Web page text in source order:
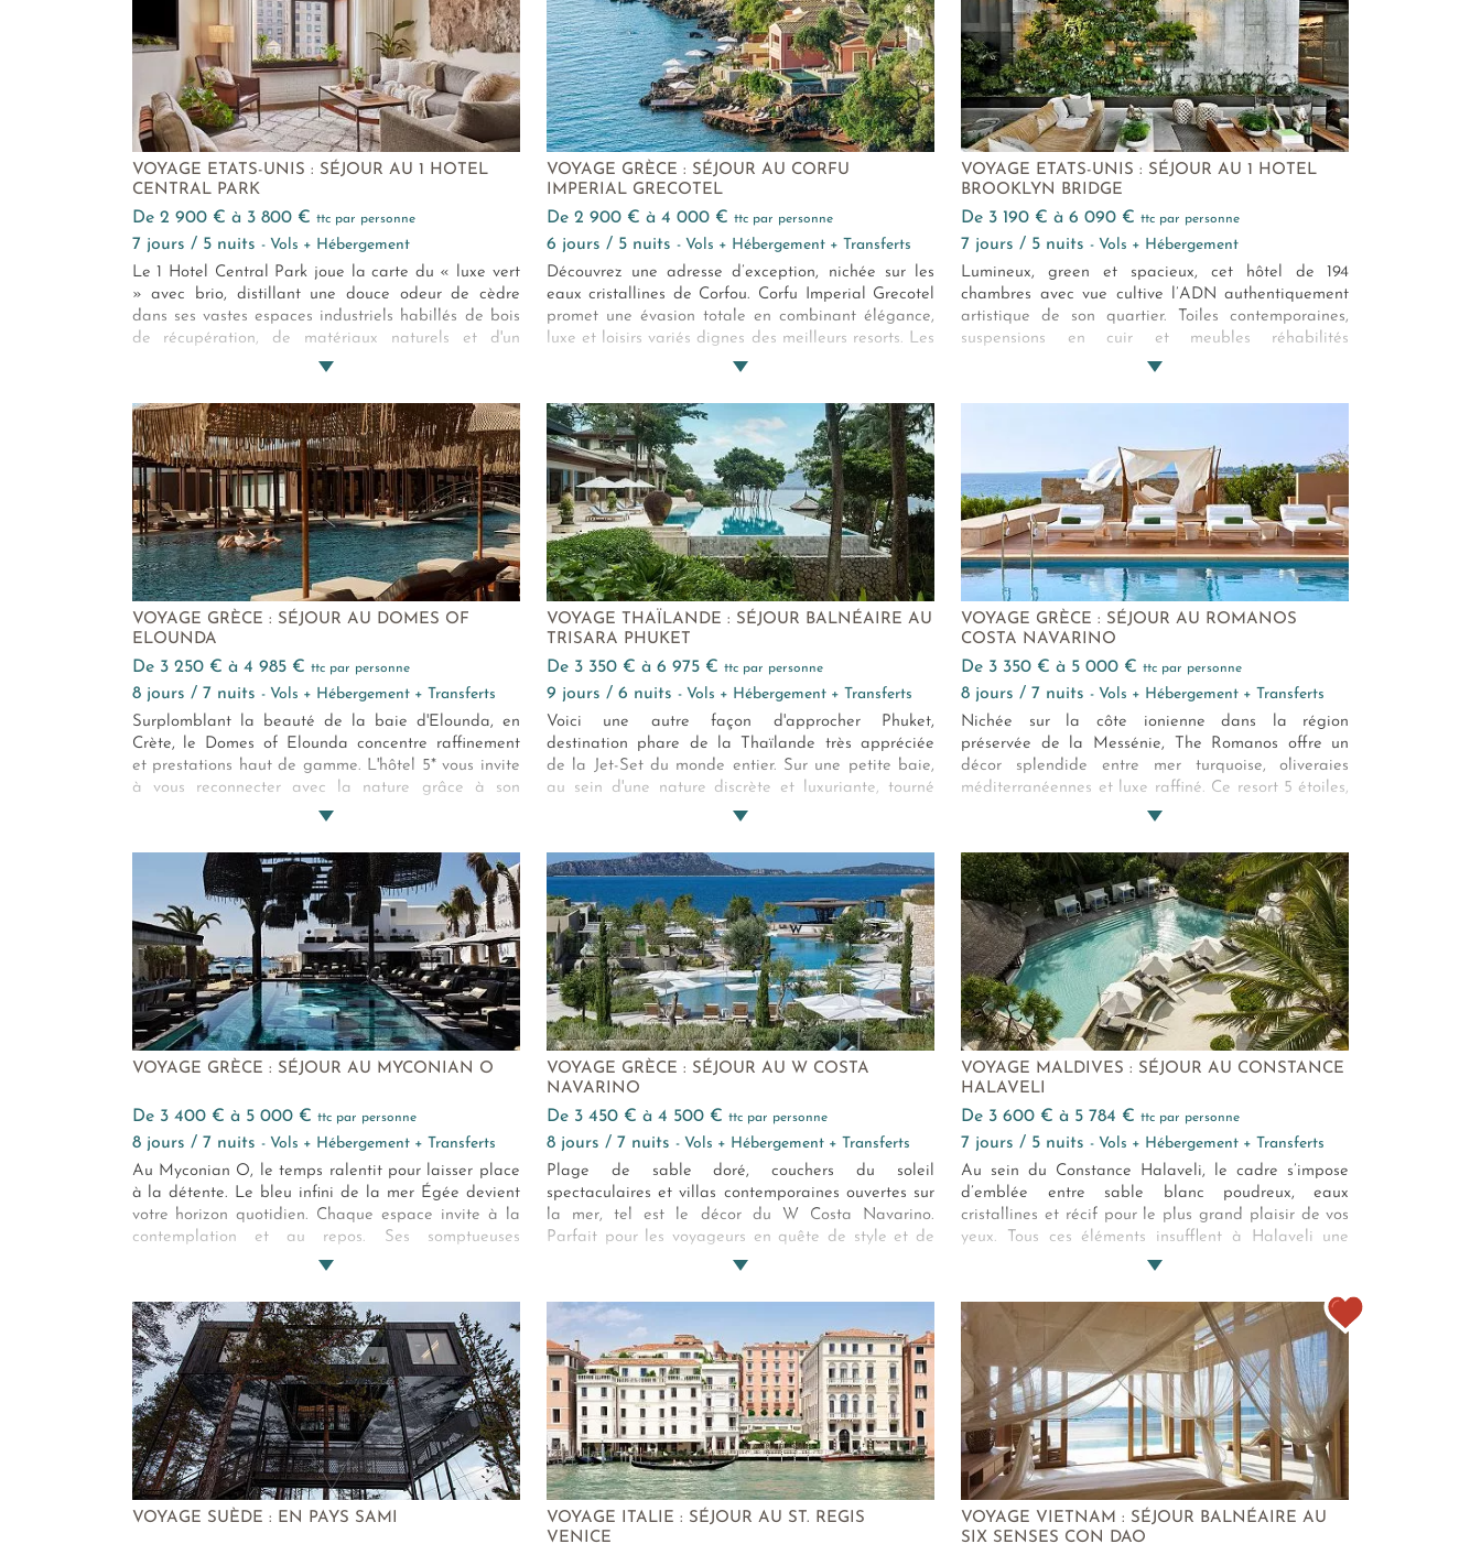
VOYAGE ETATS-UNIS : SÉJOUR AU 1 HOTEL
CENTRAL PARK
de 2 900 € à 3 800 € ttc par personne
7 jours / 5 nuits - Vols + Hébergement
Le 1 Hotel Central Park joue la carte du « luxe vert
» avec brio, distillant une douce odeur de cèdre
dans ses vastes espaces industriels habillés de bois
de récupération, de matériaux naturels et d'un
mobilier contemporain. Outre son aménagement
chambres et les produits bio de sa cuisine en font le
premier hôtel de luxe écologique de Manhattan.
The 1, on vous dit !
VOYAGE GRÈCE : SÉJOUR AU CORFU
IMPERIAL GRECOTEL
de 2 900 € à 4 000 € ttc par personne
6 jours / 5 nuits - Vols + Hébergement + Transferts
Découvrez une adresse d’exception, nichée sur les
eaux cristallines de Corfou. Corfu Imperial Grecotel
promet une évasion totale en combinant élégance,
luxe et loisirs variés dignes des meilleurs resorts. Les
hébergements, au style contemporain, conviendront
restauration, la grande diversité des établissements
ravira les amateurs de bonnes tables.
VOYAGE ETATS-UNIS : SÉJOUR AU 1 HOTEL
BROOKLYN BRIDGE
de 3 190 € à 6 090 €ttc par personne
7 jours / 5 nuits- Vols + Hébergement
Lumineux, green et spacieux, cet hôtel de 194
chambres avec vue cultive l’ADN authentiquement
artistique de son quartier. Toiles contemporaines,
suspensions en cuir et meubles réhabilités
composent la décoration pensée par de talentueux
découvrir : les gourmands muffins et cookies maison
VOYAGE GRÈCE : SÉJOUR AU DOMES OF
ELOUNDA
de 3 250 € à 4 985 € ttc par personne
8 jours / 7 nuits - Vols + Hébergement + Transferts
Surplomblant la beauté de la baie d'Elounda, en
Crète, le Domes of Elounda concentre raffinement
et prestations haut de gamme. L'hôtel 5* vous invite
à vous reconnecter avec la nature grâce à son
cadre grec privilégié : oliviers millénaires, brise
l'environnement est digne d'une carte postale. Ses
hébergements, épurés et lumineux, insufflent une
ambiance sereine, tandis que les restaurants, le spa
et les divers loisirs, font de votre séjour au Domes of
Elounda, une véritable parenthèse de bonheur aux
accents helléniques.
VOYAGE THAÏLANDE : SÉJOUR BALNÉAIRE AU
TRISARA PHUKET
de 3 350 € à 6 975 € ttc par personne
9 jours / 6 nuits - Vols + Hébergement + Transferts
Voici une autre façon d'approcher Phuket,
destination phare de la Thaïlande très appréciée
de la Jet-Set du monde entier. Sur une petite baie,
au sein d'une nature discrète et luxuriante, tourné
vers la mer scintillante et bordé d'une grande plage
quarantaine de villas grand luxe, villégiatures
idéales pour tous les voyageurs en quête de repos
et de volupté. Une adresse singulière, loin des
paillettes et surtout très discrète.
VOYAGE GRÈCE : SÉJOUR AU ROMANOS
COSTA NAVARINO
de 3 350 € à 5 000 €ttc par personne
8 jours / 7 nuits- Vols + Hébergement + Transferts
Nichée sur la côte ionienne dans la région
préservée de la Messénie, The Romanos offre un
décor splendide entre mer turquoise, oliveraies
méditerranéennes et luxe raffiné. Ce resort 5 étoiles,
au design élégant et contemporain, combine
prestations haut de gamme, ce qui en fait une
parenthèse idéale de détente, de gastronomie et
d’aventure dans un décor naturel d’exception.
VOYAGE GRÈCE : SÉJOUR AU MYCONIAN O
de 3 400 € à 5 000 € ttc par personne
8 jours / 7 nuits - Vols + Hébergement + Transferts
Au Myconian O, le temps ralentit pour laisser place
à la détente. Le bleu infini de la mer Égée devient
votre horizon quotidien. Chaque espace invite à la
contemplation et au repos. Ses somptueuses
chambres et suites à la décoration contemporaine,
et la gastronomie raffinée, font de votre séjour
hellénique une parenthèse inoubliable et résolument
chic.
VOYAGE GRÈCE : SÉJOUR AU W COSTA
NAVARINO
de 3 450 € à 4 500 € ttc par personne
8 jours / 7 nuits - Vols + Hébergement + Transferts
Plage de sable doré, couchers du soleil
spectaculaires et villas contemporaines ouvertes sur
la mer, tel est le décor du W Costa Navarino.
Parfait pour les voyageurs en quête de style et de
VOYAGE MALDIVES : SÉJOUR AU CONSTANCE
HALAVELI
de 3 600 € à 5 784 €ttc par personne
7 jours / 5 nuits- Vols + Hébergement + Transferts
Au sein du Constance Halaveli, le cadre s’impose
d’emblée entre sable blanc poudreux, eaux
cristallines et récif pour le plus grand plaisir de vos
yeux. Tous ces éléments insufflent à Halaveli une
ambiance insulaire paradisiaque. Le somptueux
confort optimal et à la décoration soignée. Avec ses
expériences aquatiques, ses restaurants
gastronomiques et son spa, ce refuge 5* s’adresse
aussi bien aux couples en quête de romantisme
qu’aux familles ou aux voyageurs solitaires à la
recherche de dépaysement.
VOYAGE SUÈDE : EN PAYS SAMI
VOYAGE ITALIE : SÉJOUR AU ST. REGIS
VENICE
VOYAGE VIETNAM : SÉJOUR BALNÉAIRE AU
SIX SENSES CON DAO